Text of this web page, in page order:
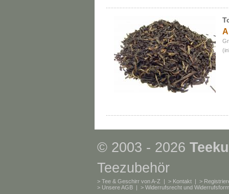
© 2003 - 2026
Teezubehör
> Tee & Geschirr von A-Z | > Kontakt | >
> Unsere AGB | > Widerrufsrecht und